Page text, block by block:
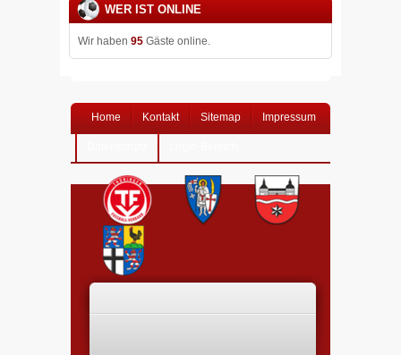
WER IST ONLINE
Wir haben 95 Gäste online.
Home Kontakt Sitemap Impressum